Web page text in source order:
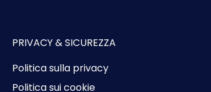
PRIVACY & SICUREZZA
Politica sulla privacy
Politica sui cookie